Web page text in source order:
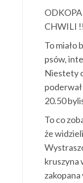
CHWILI
To miało
psów,
Niestety
20.50
To co
że
kruszyna
zakopana